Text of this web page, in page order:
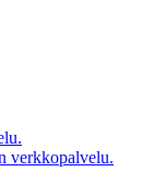
verkkopalvelu.